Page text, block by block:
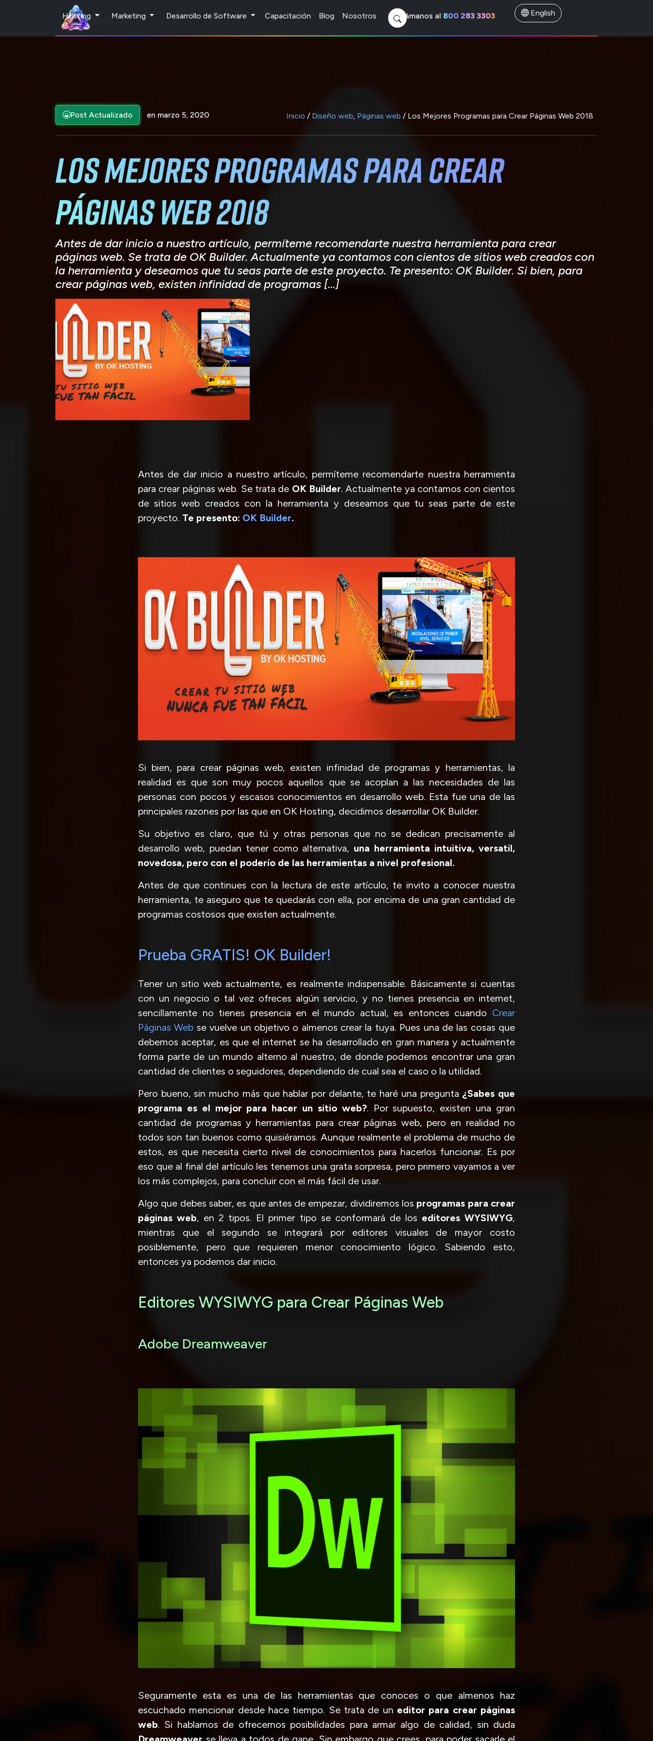
Hosting Marketing Desarrollo de Software Capacitación Blog Nosotros Llámanos al 800 283 3303 English
Post Actualizado en marzo 5, 2020 Inicio / Diseño web, Páginas web / Los Mejores Programas para Crear Páginas Web 2018
Los Mejores Programas para Crear
Páginas Web 2018
Antes de dar inicio a nuestro artículo, permíteme recomendarte nuestra herramienta para crear
páginas web. Se trata de OK Builder. Actualmente ya contamos con cientos de sitios web creados con
la herramienta y deseamos que tu seas parte de este proyecto. Te presento: OK Builder. Si bien, para
crear páginas web, existen infinidad de programas […]
Antes de dar inicio a nuestro artículo, permíteme recomendarte nuestra herramienta
para crear páginas web. Se trata de OK Builder. Actualmente ya contamos con cientos
de sitios web creados con la herramienta y deseamos que tu seas parte de este
proyecto. Te presento: OK Builder.
Si bien, para crear páginas web, existen infinidad de programas y herramientas, la
realidad es que son muy pocos aquellos que se acoplan a las necesidades de las
personas con pocos y escasos conocimientos en desarrollo web. Esta fue una de las
principales razones por las que en OK Hosting, decidimos desarrollar OK Builder.
Su objetivo es claro, que tú y otras personas que no se dedican precisamente al
desarrollo web, puedan tener como alternativa, una herramienta intuitiva, versatil,
novedosa, pero con el poderío de las herramientas a nivel profesional.
Antes de que continues con la lectura de este artículo, te invito a conocer nuestra
herramienta, te aseguro que te quedarás con ella, por encima de una gran cantidad de
programas costosos que existen actualmente.
Prueba GRATIS! OK Builder!
Tener un sitio web actualmente, es realmente indispensable. Básicamente si cuentas
con un negocio o tal vez ofreces algún servicio, y no tienes presencia en internet,
sencillamente no tienes presencia en el mundo actual, es entonces cuando Crear
Páginas Web se vuelve un objetivo o almenos crear la tuya. Pues una de las cosas que
debemos aceptar, es que el internet se ha desarrollado en gran manera y actualmente
forma parte de un mundo alterno al nuestro, de donde podemos encontrar una gran
cantidad de clientes o seguidores, dependiendo de cual sea el caso o la utilidad.
Pero bueno, sin mucho más que hablar por delante, te haré una pregunta ¿Sabes que
programa es el mejor para hacer un sitio web?. Por supuesto, existen una gran
cantidad de programas y herramientas para crear páginas web, pero en realidad no
todos son tan buenos como quisiéramos. Aunque realmente el problema de mucho de
estos, es que necesita cierto nivel de conocimientos para hacerlos funcionar. Es por
eso que al final del artículo les tenemos una grata sorpresa, pero primero vayamos a ver
los más complejos, para concluir con el más fácil de usar.
Algo que debes saber, es que antes de empezar, dividiremos los programas para crear
páginas web, en 2 tipos. El primer tipo se conformará de los editores WYSIWYG,
mientras que el segundo se integrará por editores visuales de mayor costo
posiblemente, pero que requieren menor conocimiento lógico. Sabiendo esto,
entonces ya podemos dar inicio.
Editores WYSIWYG para Crear Páginas Web
Adobe Dreamweaver
Seguramente esta es una de las herramientas que conoces o que almenos haz
escuchado mencionar desde hace tiempo. Se trata de un editor para crear páginas
web. Si hablamos de ofrecernos posibilidades para armar algo de calidad, sin duda